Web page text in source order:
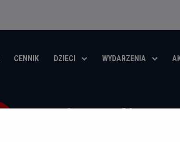
CENNIK DZIECI WYDARZENIA
Koniec ulicy